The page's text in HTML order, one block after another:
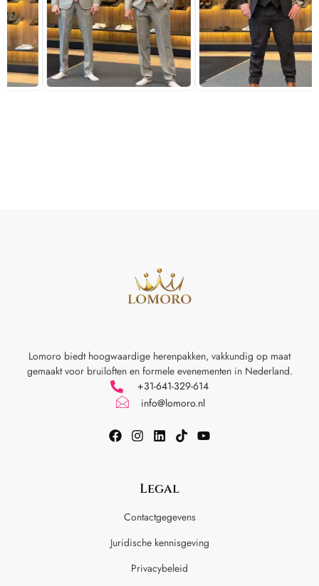
Lomoro biedt hoogwaardige herenpakken, vakkundig op maat
gemaakt voor bruiloften en formele evenementen in Nederland.
+31-641-329-614
info@lomoro.nl
Legal
Contactgegevens
Juridische kennisgeving
Privacybeleid